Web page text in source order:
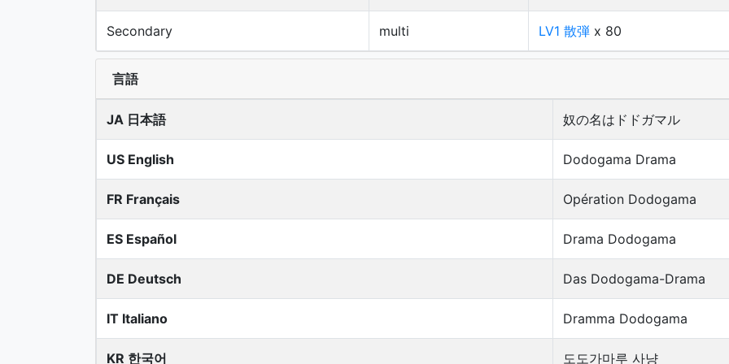
Secondary multi LV1 散弾 x 80
言語
JA 日本語 奴の名はドドガマル
US English Dodogama Drama
FR Français Opération Dodogama
ES Español Drama Dodogama
DE Deutsch Das Dodogama-Drama
IT Italiano Dramma Dodogama
KR 한국어 도도가마루 사냥